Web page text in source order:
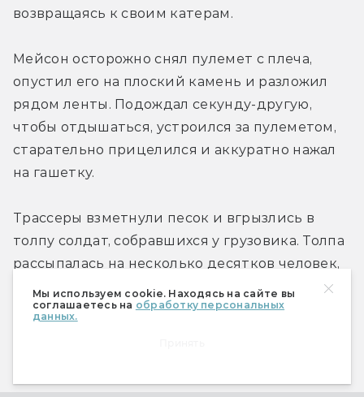
Мы используем cookie. Находясь на сайте вы
соглашаетесь на обработку персональных
данных.
возвращаясь к своим катерам.
Мейсон осторожно снял пулемет с плеча,
опустил его на плоский камень и разложил
рядом ленты. Подождал секунду-другую,
чтобы отдышаться, устроился за пулеметом,
старательно прицелился и аккуратно нажал
на гашетку.
Трассеры взметнули песок и вгрызлись в
толпу солдат, собравшихся у грузовика. Толпа
рассыпалась на несколько десятков человек,
голосящих на все лады. Некоторые остались
там, где их настигли пули.